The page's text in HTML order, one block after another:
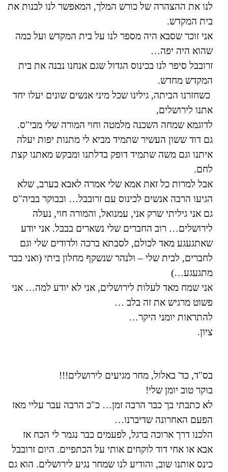
לנו את ההצהרה של כורש המלך, המאפשר לנו לבנות את
בית המקדש.
אני זוכר שסבא היה מספר לנו על בית המקדש ועל כמה
שהוא היה יפה…
זרובבל סיפר לנו בכינוס הגדול שגם אנחנו נבנה את בית
המקדש מחדש.
כשחזרנו הביתה, גילינו שכל מיני אנשים שונים יעלו יחד
אתנו לירושלים,
לדוגמא שמחה השכנה מלמטה וחוי המורה שלי מבי"ס.
גם דוד ששון העשיר שתמיד מביא לי מתנות יפות יעלה
איתנו וגם משה שתמיד דופק בדלתנו ומבקש מאתנו קצת
לחם.
אבל למרות כל זאת אמא שלי אמרה לאבא בערב, שלא
הגיעו הרבה אנשים לכינוס עם זרובבל… ובבוקר בביה"ס
גם אני גיליתי שרק אני, עמנואל, והמורה חוי, נעלה
לירושלים… רוב החברים שלי נשארים בבבל. אני יודע
שאתגעגע מאד לכולם, לסבתא ברכה ולדודים שלי וגם
לחברים, לבית שלי – ולנהר שנשקף מחלון ביתי (ואני כבר
מתגעגע…)
אני שמח מאד לעלות לירושלים, אני לא יודע למה… אני
פשוט מרגיש את זה בלב …
להתראות יומני היקר…
ציון.
בס"ד, כד' באלול, מחר מגיעים לירושלים!!!
בוקר טוב יומן שלי!
לא כתבתי בך כבר הרבה זמן… כ"כ הרבה עבר עליי מאז
הפעם האחרונה שדיברנו…
הלכנו דרך ארוכה ברגל, לפעמים כבר נגמר לי הכח אז
אבא או אחי דוד לוקחים אותי על הכתפיים. היום זרובבל
כינס אותנו שוב, והודיע לנו שמחר נגיע לירושלים. הוא גם